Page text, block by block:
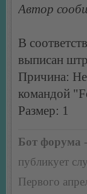
Автор
В
выписан
Причина:
командой
Размер: 1
Бот форума
публикует
Первого